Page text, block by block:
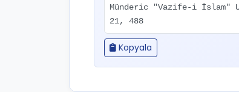
Münderic "Vazife-i İslam"
21, 488
Kopyala